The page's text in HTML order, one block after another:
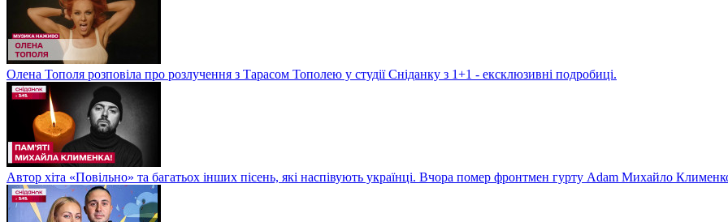
Олена Тополя розповіла про розлучення з Тарасом Тополею у студії Сніданку з 1+1 - ексклюзивні подробиці.
Автор хіта «Повільно» та багатьох інших пісень, які наспівують українці. Вчора помер фронтмен гурту Adam Михайло